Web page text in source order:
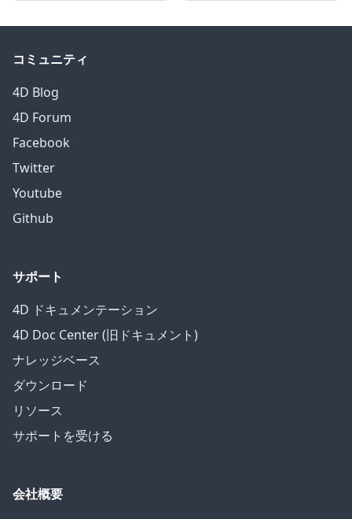
コミュニティ
4D Blog
4D Forum
Facebook
Twitter
Youtube
Github
サポート
4D ドキュメンテーション
4D Doc Center (旧ドキュメント)
ナレッジベース
ダウンロード
リソース
サポートを受ける
会社概要